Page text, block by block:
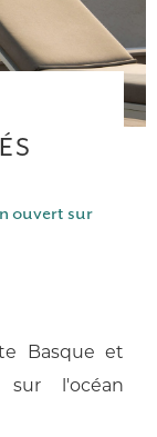
ouvert sur
Basque et
l'océan